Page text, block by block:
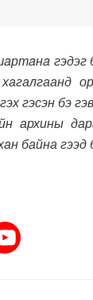
гэдэг
хагалгаанд
гэсэн бэ
архины
байна